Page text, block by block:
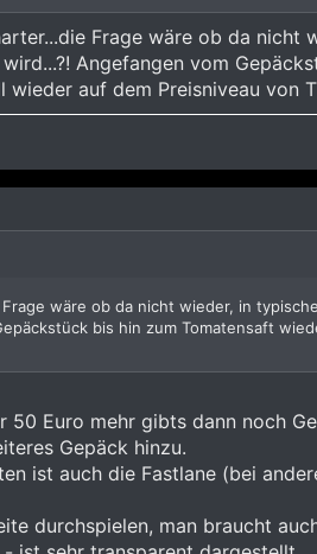
bei 2799 Euro (jeweils Return).
Frage wäre ob da nicht
Angefangen vom
auf dem Preisniveau von
wäre ob da nicht wieder, in
bis hin zum Tomatensaft
Euro mehr gibts dann noch
Gepäck hinzu.
ist auch die Fastlane (bei
durchspielen, man braucht